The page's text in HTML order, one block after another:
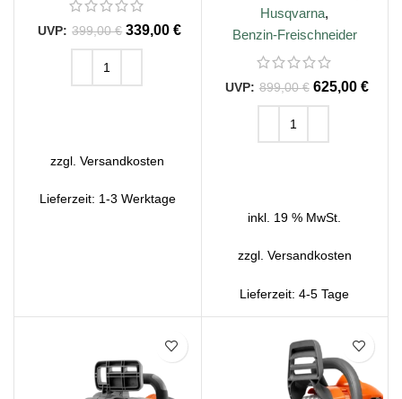
399,00€ 339,00€
zzgl.Versandkosten
Lieferzeit: 1-3 Werktage
Husqvarna,
Benzin-Freischneider
899,00€ 625,00 €
inkl. 19 % MwSt.
zzgl. Versandkosten
Lieferzeit:4-5 Tage